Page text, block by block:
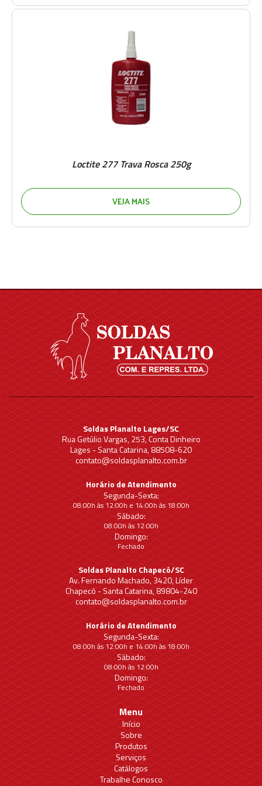
Loctite 277 Trava Rosca 250g
VEJA MAIS
Soldas Planalto Lages/SC
Rua Getúlio Vargas, 253, Conta Dinheiro
Lages - Santa Catarina, 88508-620
contato@soldasplanalto.com.br
Horário de Atendimento
Segunda-Sexta:
08:00h às 12:00h e 14:00h às 18:00h
Sábado:
08:00h às 12:00h
Domingo:
Fechado
Soldas Planalto Chapecó/SC
Av. Fernando Machado, 3420, Líder
Chapecó - Santa Catarina, 89804-240
contato@soldasplanalto.com.br
Horário de Atendimento
Segunda-Sexta:
08:00h às 12:00h e 14:00h às 18:00h
Sábado:
08:00h às 12:00h
Domingo:
Fechado
Menu
Início
Sobre
Produtos
Serviços
Catálogos
Trabalhe Conosco